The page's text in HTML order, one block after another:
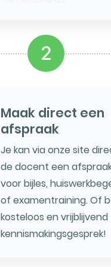
2
Maak direct een
afspraak
Je kan via onze site
de docent een
voor bijles,
of examentraining. Of
kosteloos en vrijblijvend
kennismakingsgesprek!